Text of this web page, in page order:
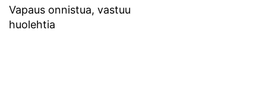
Vapaus onnistua, vastuu
huolehtia